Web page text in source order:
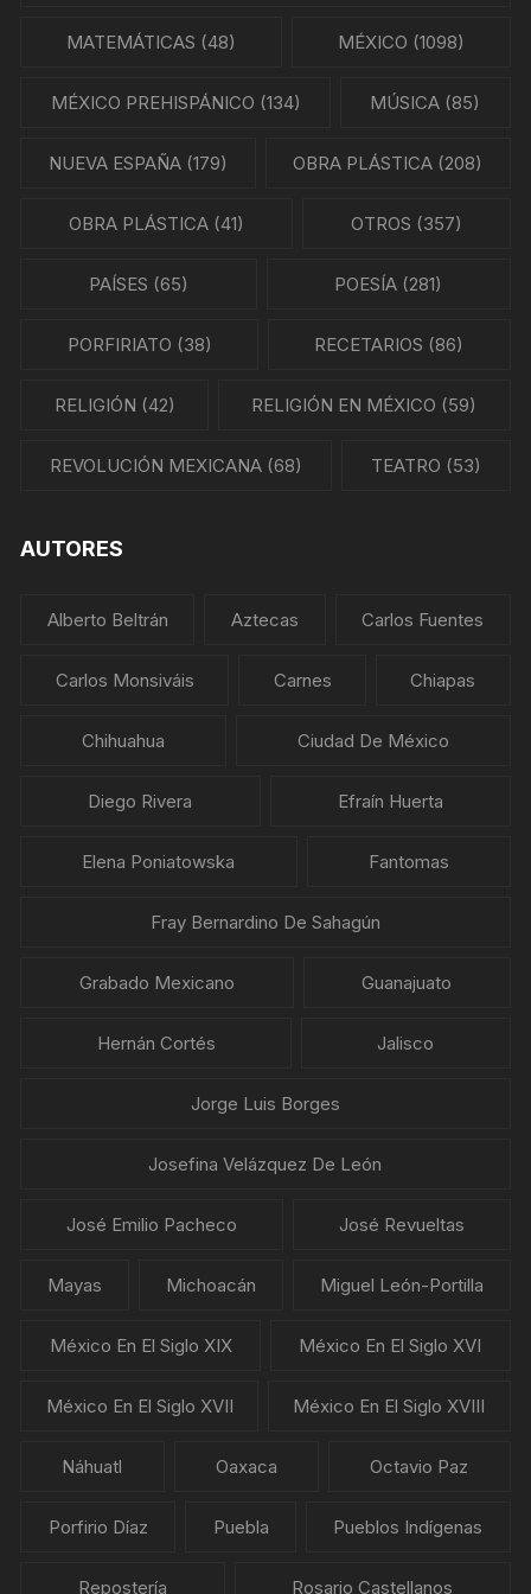
MATEMÁTICAS (48) MÉXICO (1098)
MÉXICO PREHISPÁNICO (134) MÚSICA (85)
NUEVA ESPAÑA(179) OBRA PLÁSTICA (208)
OBRA PLÁSTICA (41) OTROS (357)
PAÍSES (65) POESÍA (281)
PORFIRIATO (38) RECETARIOS (86)
RELIGIÓN (42) RELIGIÓN EN MÉXICO (59)
REVOLUCIÓN MEXICANA (68) TEATRO (53)
AUTORES
Alberto Beltrán Aztecas Carlos Fuentes
Carlos Monsiváis Carnes Chiapas
Chihuahua Ciudad De México
Diego Rivera Efraín Huerta
Elena Poniatowska Fantomas
Fray Bernardino De Sahagún
Grabado Mexicano Guanajuato
Hernán Cortés Jalisco
Jorge Luis Borges
Josefina Velázquez De León
José Emilio Pacheco José Revueltas
Mayas Michoacán Miguel León-Portilla
México En El Siglo XIX México En El Siglo XVI
México En El Siglo XVII México En El Siglo XVIII
Náhuatl Oaxaca Octavio Paz
Porfirio Díaz Puebla Pueblos Indígenas
Repostería Rosario Castellanos